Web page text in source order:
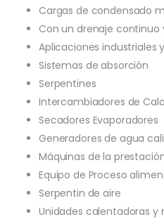
Cargas de condensado
Con un drenaje continuo
Aplicaciones industriales
Sistemas de absorción
Serpentines
Intercambiadores de
Secadores Evaporadores
Generadores de agua
Máquinas de la
Equipo de Proceso
Serpentin de aire
Unidades calentadoras